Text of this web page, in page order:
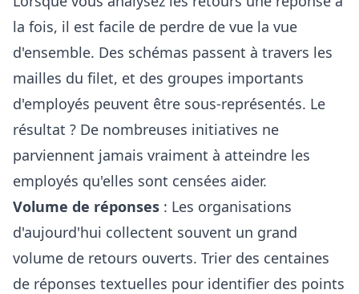
la fois, il est facile de perdre de vue la vue
d'ensemble. Des schémas passent à travers les
mailles du filet, et des groupes importants
d'employés peuvent être sous-représentés. Le
résultat ? De nombreuses initiatives ne
parviennent jamais vraiment à atteindre les
employés qu'elles sont censées aider.
Volume de réponses : Les organisations
d'aujourd'hui collectent souvent un grand
volume de retours ouverts. Trier des centaines
de réponses textuelles pour identifier des points